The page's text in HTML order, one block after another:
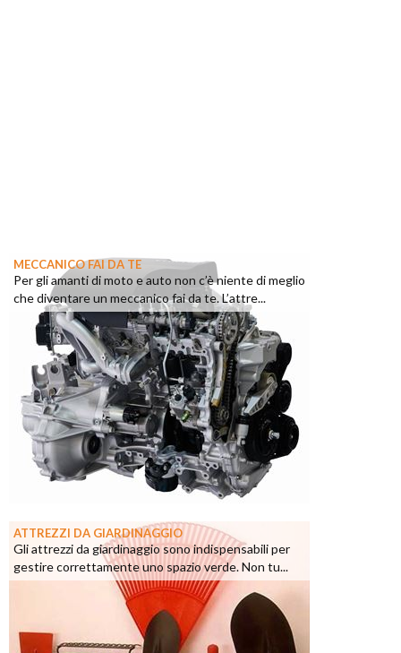
MECCANICO FAI DA TE
Per gli amanti di moto e auto non c’è niente di meglio
che diventare un meccanico fai da te. L’attre...
ATTREZZI DA GIARDINAGGIO
Gli attrezzi da giardinaggio sono indispensabili per
gestire correttamente uno spazio verde. Non tu...